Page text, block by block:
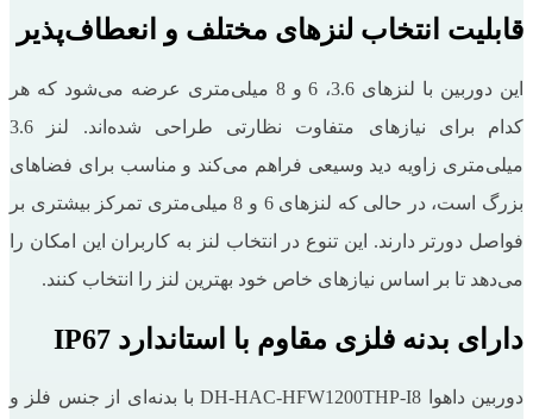
قابلیت انتخاب لنزهای مختلف و انعطاف‌پذیر
این دوربین با لنزهای 3.6، 6 و 8 میلی‌متری عرضه می‌شود که هر
کدام برای نیازهای متفاوت نظارتی طراحی شده‌اند. لنز 3.6
میلی‌متری زاویه دید وسیعی فراهم می‌کند و مناسب برای فضاهای
بزرگ است، در حالی که لنزهای 6 و 8 میلی‌متری تمرکز بیشتری بر
فواصل دورتر دارند. این تنوع در انتخاب لنز به کاربران این امکان را
می‌دهد تا بر اساس نیازهای خاص خود بهترین لنز را انتخاب کنند.
دارای بدنه فلزی مقاوم با استاندارد IP67
دوربین داهوا DH-HAC-HFW1200THP-I8 با بدنه‌ای از جنس فلز و